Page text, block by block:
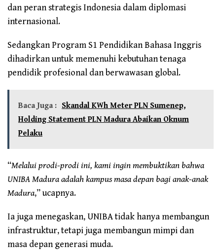
dan peran strategis Indonesia dalam diplomasi
internasional.
Sedangkan Program S1 Pendidikan Bahasa Inggris
dihadirkan untuk memenuhi kebutuhan tenaga
pendidik profesional dan berwawasan global.
Baca Juga : Skandal KWh Meter PLN Sumenep,
Holding Statement PLN Madura Abaikan Oknum
Pelaku
“Melalui prodi-prodi ini, kami ingin membuktikan bahwa
UNIBA Madura adalah kampus masa depan bagi anak-anak
Madura,” ucapnya.
Ia juga menegaskan, UNIBA tidak hanya membangun
infrastruktur, tetapi juga membangun mimpi dan
masa depan generasi muda.